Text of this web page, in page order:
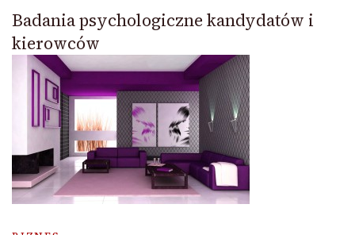
Badania psychologiczne kandydatów i
kierowców